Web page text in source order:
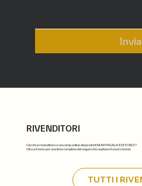
RIVENDITORI
Cerchi un rivenditore o uno shop online dei prodotti MARTASALA ÉDITIONS?
Clicca il tasto per una lista completa dei nogozi che ospitano il nostro brand.
TUTTI I
Invia